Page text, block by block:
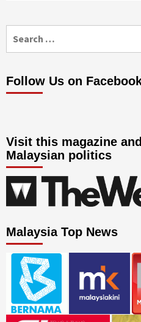
Follow Us on
Visit this magazine
Malaysian politics
Malaysia Top News